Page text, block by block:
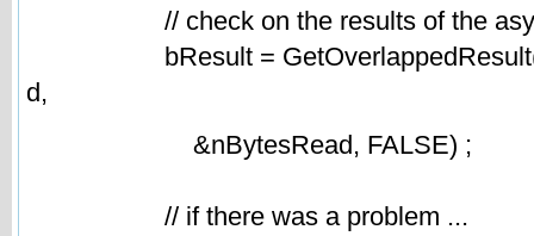
// check on the results of the
bResult =
d,
&nBytesRead, FALSE) ;
// if there was a problem ...